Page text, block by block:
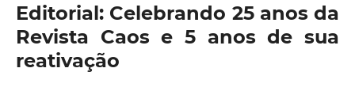
Editorial: Celebrando 25 anos da
Revista Caos e 5 anos de sua
reativação